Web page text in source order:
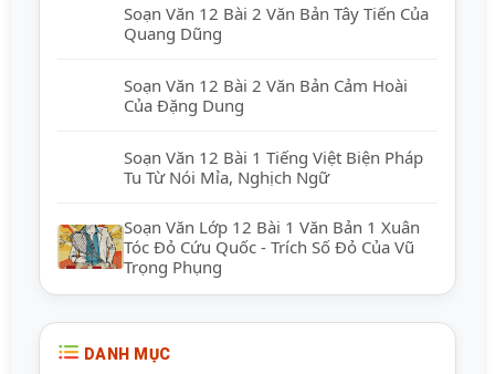
Soạn Văn 12 Bài 2 Văn Bản Tây Tiến Của
Quang Dũng
Soạn Văn 12 Bài 2 Văn Bản Cảm Hoài
Của Đặng Dung
Soạn Văn 12 Bài 1 Tiếng Việt Biện Pháp
Tu Từ Nói Mỉa, Nghịch Ngữ
Soạn Văn Lớp 12 Bài 1 Văn Bản 1 Xuân
Tóc Đỏ Cứu Quốc - Trích Số Đỏ Của Vũ
Trọng Phụng
DANH MỤC